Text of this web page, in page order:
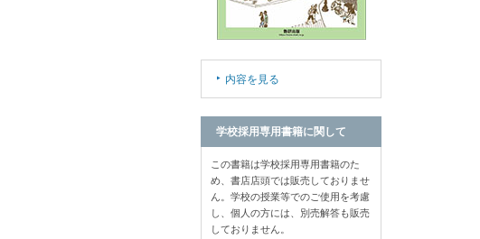
内容を見る
学校採用専用書籍に関して
この書籍は学校採用専用書籍のた
め、書店店頭では販売しておりませ
ん。学校の授業等でのご使用を考慮
し、個人の方には、別売解答も販売
しておりません。